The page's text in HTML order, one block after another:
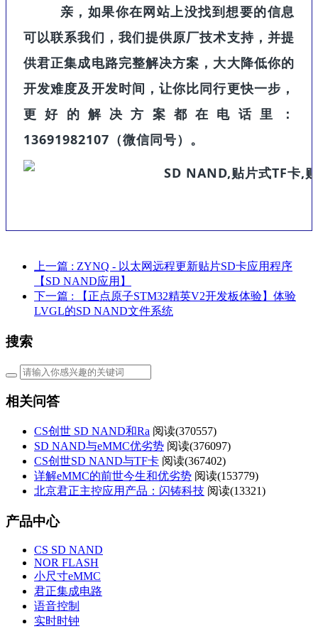
亲，如果你在网站上没找到想要的信息
可以联系我们，我们提供原厂技术支持，并提
供君正集成电路完整解决方案，大大降低你的
开发难度及开发时间，让你比同行更快一步，
更好的解决方案都在电话里：
13691982107（微信同号）。
上一篇 : ZYNQ - 以太网远程更新贴片SD卡应用程序
【SD NAND应用】
下一篇 : 【正点原子STM32精英V2开发板体验】体验
LVGL的SD NAND文件系统
搜索
相关问答
CS创世 SD NAND和Ra 阅读(370557)
SD NAND与eMMC优劣势 阅读(376097)
CS创世SD NAND与TF卡 阅读(367402)
详解eMMC的前世今生和优劣势 阅读(153779)
北京君正主控应用产品：闪铸科技 阅读(13321)
产品中心
CS SD NAND
NOR FLASH
小尺寸eMMC
君正集成电路
语音控制
实时时钟